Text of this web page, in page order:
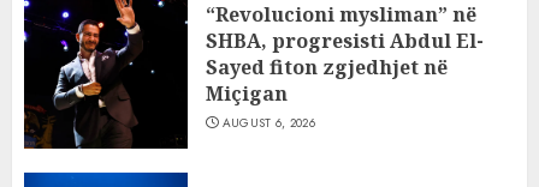
“Revolucioni mysliman” në
SHBA, progresisti Abdul El-
Sayed fiton zgjedhjet në
Miçigan
AUGUST 6, 2026